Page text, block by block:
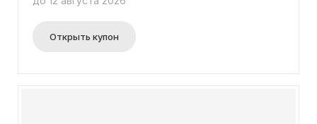
Открыть купон